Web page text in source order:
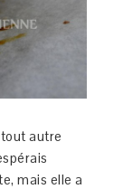
autre
mais elle a